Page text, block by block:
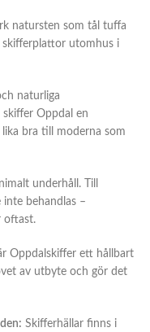
natursten som tål tuffa
utomhus i
naturliga
Oppdal en
bra till moderna som
underhåll. Till
behandlas –
oftast.
Oppdalskiffer ett hållbart
av utbyte och gör det
Skifferhällar finns i